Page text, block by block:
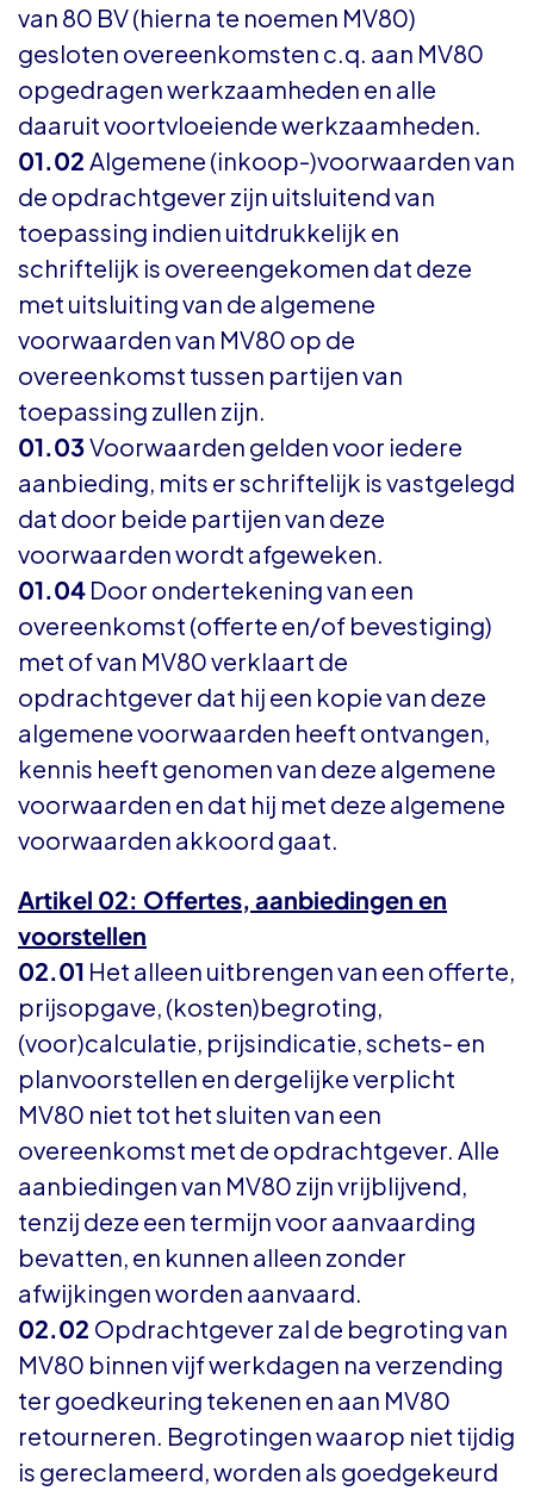
van 80 BV (hierna te noemen MV80)
gesloten overeenkomsten c.q. aan MV80
opgedragen werkzaamheden en alle
daaruit voortvloeiende werkzaamheden.
01.02 Algemene (inkoop-)voorwaarden van
de opdrachtgever zijn uitsluitend van
toepassing indien uitdrukkelijk en
schriftelijk is overeengekomen dat deze
met uitsluiting van de algemene
voorwaarden van MV80 op de
overeenkomst tussen partijen van
toepassing zullen zijn.
01.03Voorwaarden gelden voor iedere
aanbieding, mits er schriftelijk is vastgelegd
dat door beide partijen van deze
voorwaarden wordt afgeweken.
01.04 Door ondertekening van een
overeenkomst (offerte en/of bevestiging)
met of van MV80 verklaart de
opdrachtgever dat hij een kopie van deze
algemene voorwaarden heeft ontvangen,
kennis heeft genomen van deze algemene
voorwaarden en dat hij met deze algemene
voorwaarden akkoord gaat.
Artikel 02: Offertes, aanbiedingen en
voorstellen
02.01 Het alleen uitbrengen van een offerte,
prijsopgave, (kosten)begroting,
(voor)calculatie, prijsindicatie, schets- en
planvoorstellen en dergelijke verplicht
MV80 niet tot het sluiten van een
overeenkomst met de opdrachtgever. Alle
aanbiedingen van MV80 zijn vrijblijvend,
tenzij deze een termijn voor aanvaarding
bevatten, en kunnen alleen zonder
afwijkingen worden aanvaard.
02.02 Opdrachtgever zal de begroting van
MV80 binnen vijf werkdagen na verzending
ter goedkeuring tekenen en aan MV80
retourneren. Begrotingen waarop niet tijdig
is gereclameerd, worden als goedgekeurd